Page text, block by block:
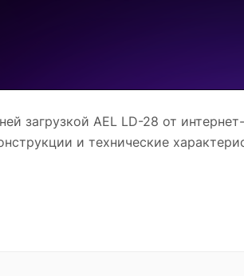
загрузкой AEL LD-28 от
и технические